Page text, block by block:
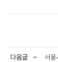
다음글 서